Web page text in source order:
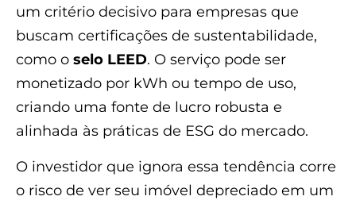
um critério decisivo para empresas que
buscam certificações de sustentabilidade,
como o selo LEED. O serviço pode ser
monetizado por kWh ou tempo de uso,
criando uma fonte de lucro robusta e
alinhada às práticas de ESG do mercado.
O investidor que ignora essa tendência corre
o risco de ver seu imóvel depreciado em um